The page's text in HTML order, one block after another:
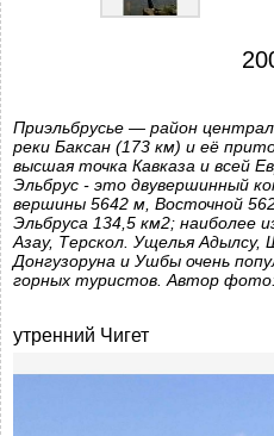
Приэльбрусье — район
реки Баксан (173 км) и её
высшая точка Кавказа и всей
Эльбрус - это двувершинный
вершины 5642 м, Восточной
Эльбруса 134,5 км2; наиболее
Азау, Терскол. Ущелья Адылсу,
Донгузоруна и Ушбы очень
горных туристов. Автор
утренний Чигет